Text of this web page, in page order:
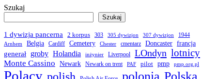
Szukaj
Szukaj
1 dywizja pancerna 2 korpus 303 305 dywizjon 307 dywizjon 1944
Arnhem Belgia Cardiff Cemetery Chester cmentarz Doncaster francja
generał
groby Holandia inżynier Liverpool LOndyn lotnicy
Monte Cassino Newark Newark on trent PAF pilot pmp pmp.org.pl
Polacy